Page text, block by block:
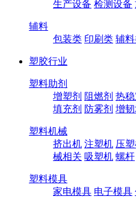
生产设备 检测设备
辅料
包装类 印刷类 辅
塑胶行业
塑料助剂
增塑剂 阻燃剂 热稳
填充剂 防雾剂 增韧
塑料机械
挤出机 注塑机 压
械相关 吸塑机 螺杆
塑料模具
家电模具 电子模具